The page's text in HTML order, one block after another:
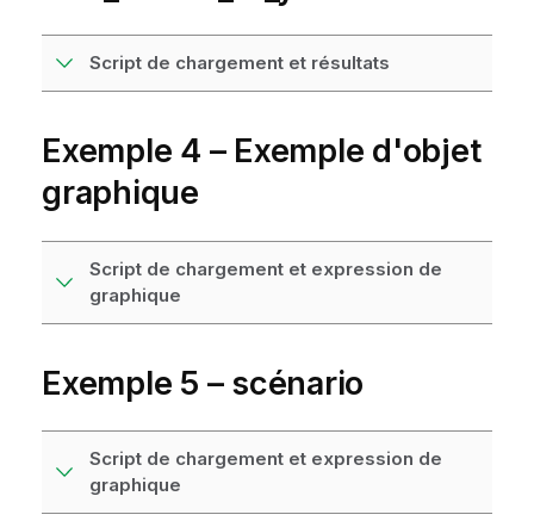
Script de chargement et résultats
Exemple 4 – Exemple d'objet
graphique
Script de chargement et expression de
graphique
Exemple 5 – scénario
Script de chargement et expression de
graphique